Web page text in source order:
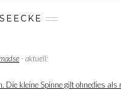
- aktuell:
kleine Spinne gilt ohnedies